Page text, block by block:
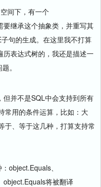
间下，有一个
继承这个抽象类，并重写其
句的生成。在这里我不打算
表达式树的，我还是描述一
。
并不是SQL中会支持到所有
常用的条件运算，比如：大
于、等于这几种，打算支持常
object.Equals、
object.Equals将被翻译